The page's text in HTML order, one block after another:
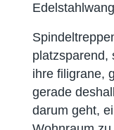
platzsparend,
ihre filigrane,
gerade
darum geht,